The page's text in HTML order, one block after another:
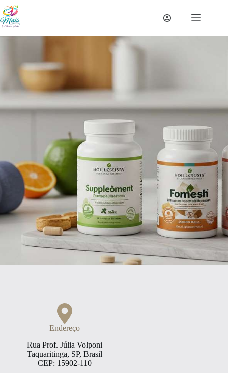
de Vida
Saúde & Bem-Estar, Alimentação Fit, Fitness
Endereço
Rua Prof. Júlia Volponi
Taquaritinga, SP, Brasil
CEP: 15902-110